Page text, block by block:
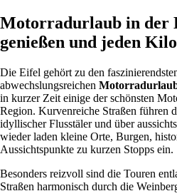
Motorradurlaub in der
genießen und jeden
Die Eifel gehört zu den
abwechslungsreichen
in kurzer Zeit einige der schönsten
Region. Kurvenreiche Straßen führen
idyllischer Flusstäler und über
wieder laden kleine Orte, Burgen,
Aussichtspunkte zu kurzen Stopps ein.
Besonders reizvoll sind die Touren
Straßen harmonisch durch die